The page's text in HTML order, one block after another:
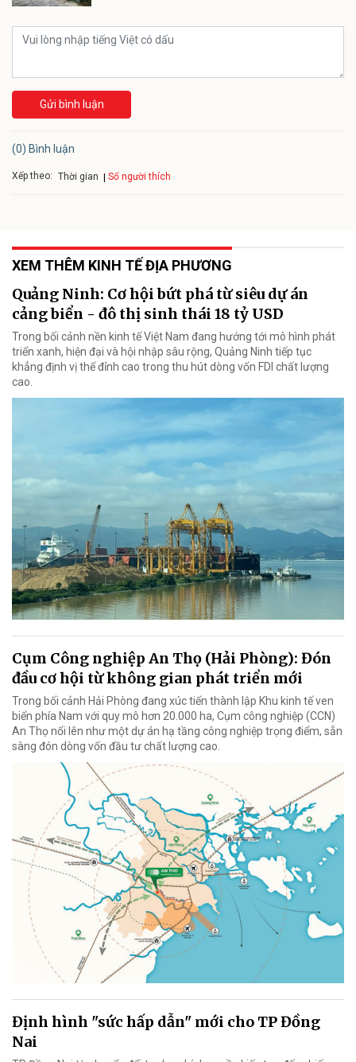
Gửi bình luận
(0) Bình luận
Xếp theo: Thời gian Số người thích
XEM THÊM KINH TẾ ĐỊA PHƯƠNG
Quảng Ninh: Cơ hội bứt phá từ siêu dự án
cảng biển - đô thị sinh thái 18 tỷ USD
Trong bối cảnh nền kinh tế Việt Nam đang hướng tới mô hình phát
triển xanh, hiện đại và hội nhập sâu rộng, Quảng Ninh tiếp tục
khẳng định vị thế đỉnh cao trong thu hút dòng vốn FDI chất lượng
cao.
Cụm Công nghiệp An Thọ (Hải Phòng): Đón
đầu cơ hội từ không gian phát triển mới
Trong bối cảnh Hải Phòng đang xúc tiến thành lập Khu kinh tế ven
biển phía Nam với quy mô hơn 20.000 ha, Cụm công nghiệp (CCN)
An Thọ nổi lên như một dự án hạ tầng công nghiệp trọng điểm, sẵn
sàng đón dòng vốn đầu tư chất lượng cao.
Định hình "sức hấp dẫn" mới cho TP Đồng
Nai